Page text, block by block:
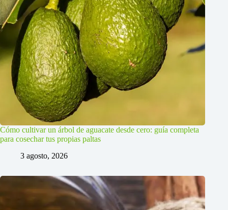
Cómo cultivar un árbol de aguacate desde cero: guía completa
para cosechar tus propias paltas
3 agosto, 2026